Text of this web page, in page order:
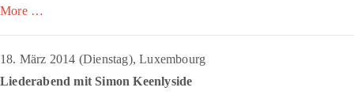
More …
18. März 2014 (Dienstag), Luxembourg
Liederabend mit Simon Keenlyside